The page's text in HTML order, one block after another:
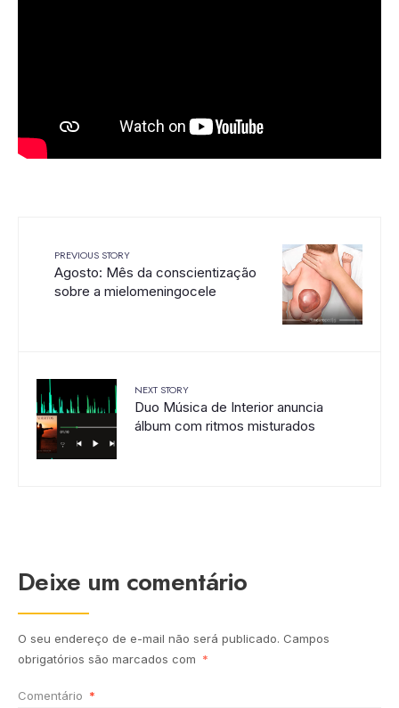
PREVIOUS STORY
Agosto: Mês da conscientização
sobre a mielomeningocele
NEXT STORY
Duo Música de Interior anuncia
álbum com ritmos misturados
Deixe um comentário
O seu endereço de e-mail não será publicado. Campos
obrigatórios são marcados com *
Comentário *